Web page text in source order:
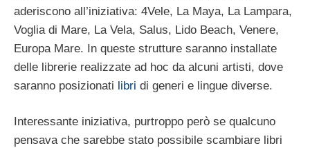
aderiscono all’iniziativa: 4Vele, La Maya, La Lampara,
Voglia di Mare, La Vela, Salus, Lido Beach, Venere,
Europa Mare. In queste strutture saranno installate
delle librerie realizzate ad hoc da alcuni artisti, dove
saranno posizionati libri di generi e lingue diverse.
Interessante iniziativa, purtroppo però se qualcuno
pensava che sarebbe stato possibile scambiare libri